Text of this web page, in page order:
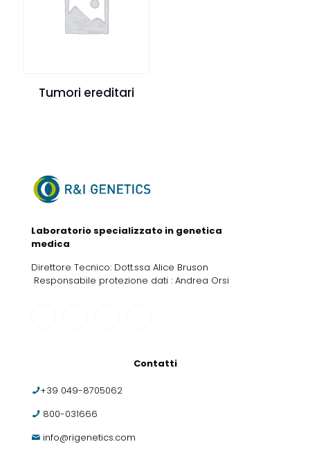
Tumori ereditari
Laboratorio specializzato in genetica
medica
Direttore Tecnico: Dott.ssa Alice Bruson
Responsabile protezione dati : Andrea Orsi
Contatti
+39 049-8705062
800-031666
info@rigenetics.com